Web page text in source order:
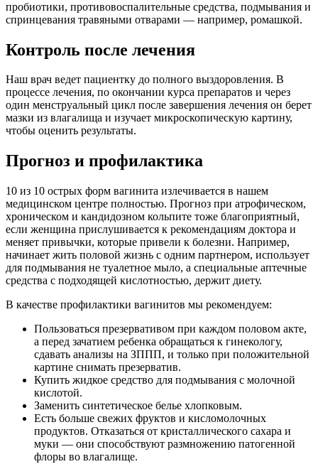
пробиотики, противовоспалительные средства, подмывания и
спринцевания травяными отварами — например, ромашкой.
Контроль после лечения
Наш врач ведет пациентку до полного выздоровления. В
процессе лечения, по окончании курса препаратов и через
один менструальный цикл после завершения лечения он берет
мазки из влагалища и изучает микроскопическую картину,
чтобы оценить результаты.
Прогноз и профилактика
10 из 10 острых форм вагинита излечивается в нашем
медицинском центре полностью. Прогноз при атрофическом,
хроническом и кандидозном кольпите тоже благоприятный,
если женщина прислушивается к рекомендациям доктора и
меняет привычки, которые привели к болезни. Например,
начинает жить половой жизнь с одним партнером, использует
для подмывания не туалетное мыло, а специальные аптечные
средства с подходящей кислотностью, держит диету.
В качестве профилактики вагинитов мы рекомендуем:
Пользоваться презервативом при каждом половом акте,
а перед зачатием ребенка обращаться к гинекологу,
сдавать анализы на ЗППП, и только при положительной
картине снимать презерватив.
Купить жидкое средство для подмывания с молочной
кислотой.
Заменить синтетическое белье хлопковым.
Есть больше свежих фруктов и кисломолочных
продуктов. Отказаться от кристаллического сахара и
муки — они способствуют размножению патогенной
флоры во влагалище.